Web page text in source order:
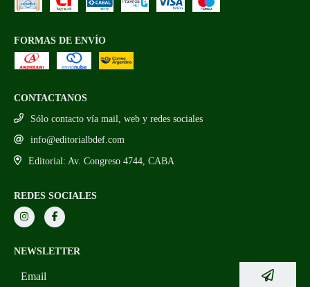
FORMAS DE ENVÍO
CONTACTANOS
Sólo contacto vía mail, web y redes sociales
info@editorialbdef.com
Editorial: Av. Congreso 4744, CABA
REDES SOCIALES
NEWSLETTER